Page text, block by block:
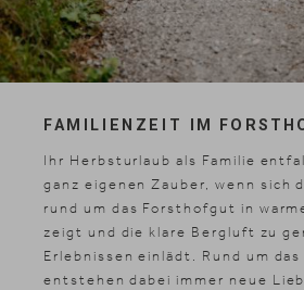
FAMILIENZEIT IM
Ihr Herbsturlaub als Familie
ganz eigenen Zauber, wenn sich
rund um das Forsthofgut in
zeigt und die klare Bergluft zu
Erlebnissen einlädt. Rund um das
entstehen dabei immer neue